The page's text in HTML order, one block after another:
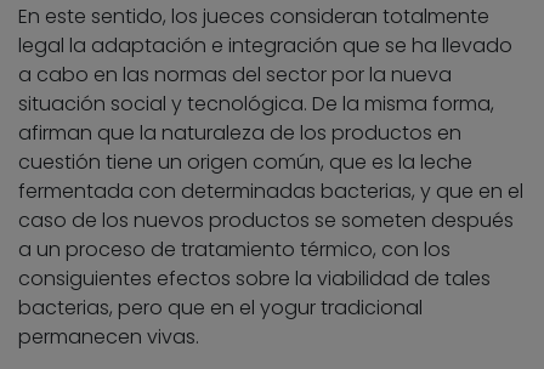
En este sentido, los jueces consideran totalmente
legal la adaptación e integración que se ha llevado
a cabo en las normas del sector por la nueva
situación social y tecnológica. De la misma forma,
afirman que la naturaleza de los productos en
cuestión tiene un origen común, que es la leche
fermentada con determinadas bacterias, y que en el
caso de los nuevos productos se someten después
a un proceso de tratamiento térmico, con los
consiguientes efectos sobre la viabilidad de tales
bacterias, pero que en el yogur tradicional
permanecen vivas.